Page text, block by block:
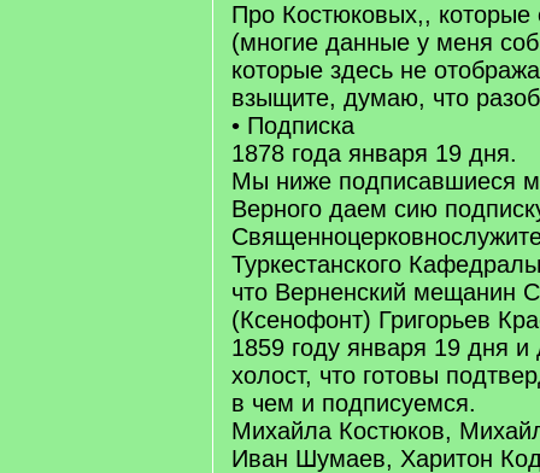
Про Костюковых,, которые
(многие данные у меня
которые здесь не
взыщите, думаю, что
• Подписка
1878 года января 19 дня.
Мы ниже подписавшиеся
Верного даем сию
Туркестанского
что Верненский мещанин
(Ксенофонт) Григорьев
1859 году января 19 дня и
холост, что готовы
в чем и подписуемся.
Михайла Костюков,
Иван Шумаев, Харитон